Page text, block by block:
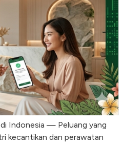
Indonesia — Peluang yang
kecantikan dan perawatan